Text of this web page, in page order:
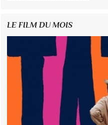
LE FILM DU MOIS